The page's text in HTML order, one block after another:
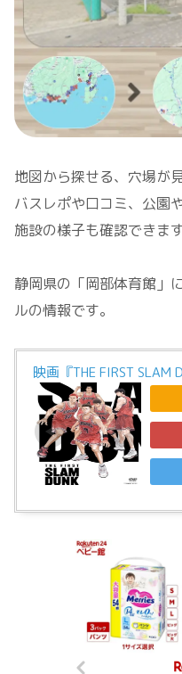
地図から探せる、穴場が
バスレポや口コミ、公園
施設の様子も確認できます
静岡県の「岡部体育館」
ルの情報です。
映画『THE FIRST SLAM